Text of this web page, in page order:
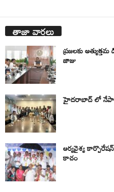
తాజా వార్తలు
ప్రజలకు
జాజు
హైదరాబాద్ లో నేపాల్
ఆర్యవైశ్య
కాచం